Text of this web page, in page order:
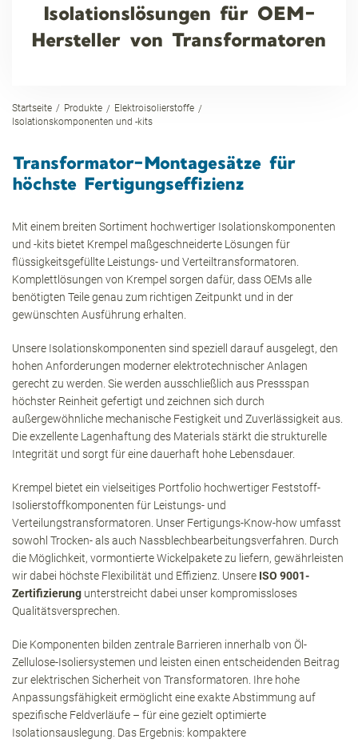
Isolationslösungen für OEM-
Hersteller von Transformatoren
Startseite Produkte
Elektroisolierstoffe
Isolationskomponenten und -kits
Transformator-Montagesätze für
höchste Fertigungseffizienz
Mit einem breiten Sortiment hochwertiger Isolationskomponenten
und -kits bietet Krempel maßgeschneiderte Lösungen für
flüssigkeitsgefüllte Leistungs- und Verteiltransformatoren.
Komplettlösungen von Krempel sorgen dafür, dass OEMs alle
benötigten Teile genau zum richtigen Zeitpunkt und in der
gewünschten Ausführung erhalten.
Unsere Isolationskomponenten sind speziell darauf ausgelegt, den
hohen Anforderungen moderner elektrotechnischer Anlagen
gerecht zu werden. Sie werden ausschließlich aus Pressspan
höchster Reinheit gefertigt und zeichnen sich durch
außergewöhnliche mechanische Festigkeit und Zuverlässigkeit aus.
Die exzellente Lagenhaftung des Materials stärkt die strukturelle
Integrität und sorgt für eine dauerhaft hohe Lebensdauer.
Krempel bietet ein vielseitiges Portfolio hochwertiger Feststoff-
Isolierstoffkomponenten für Leistungs- und
Verteilungstransformatoren. Unser Fertigungs-Know-how umfasst
sowohl Trocken- als auch Nassblechbearbeitungsverfahren. Durch
die Möglichkeit, vormontierte Wickelpakete zu liefern, gewährleisten
wir dabei höchste Flexibilität und Effizienz. Unsere ISO 9001-
Zertifizierung unterstreicht dabei unser kompromissloses
Qualitätsversprechen.
Die Komponenten bilden zentrale Barrieren innerhalb von Öl-
Zellulose-Isoliersystemen und leisten einen entscheidenden Beitrag
zur elektrischen Sicherheit von Transformatoren. Ihre hohe
Anpassungsfähigkeit ermöglicht eine exakte Abstimmung auf
spezifische Feldverläufe – für eine gezielt optimierte
Isolationsauslegung. Das Ergebnis: kompaktere